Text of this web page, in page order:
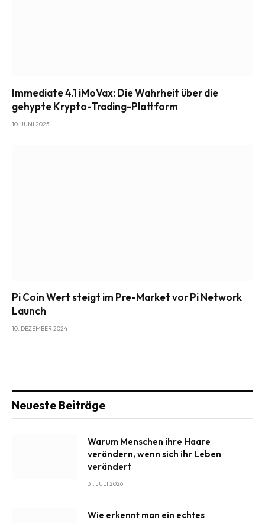
Immediate 4.1 iMoVax: Die Wahrheit über die
gehypte Krypto-Trading-Plattform
10. JUNI 2025
Pi Coin Wert steigt im Pre-Market vor Pi Network
Launch
10. DEZEMBER 2024
Neueste Beiträge
Warum Menschen ihre Haare
verändern, wenn sich ihr Leben
verändert
31. JULI 2026
Wie erkennt man ein echtes